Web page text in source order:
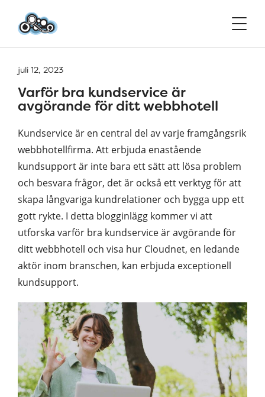
juli 12, 2023
Varför bra kundservice är
avgörande för ditt webbhotell
Kundservice är en central del av varje framgångsrik
webbhotellfirma. Att erbjuda enastående
kundsupport är inte bara ett sätt att lösa problem
och besvara frågor, det är också ett verktyg för att
skapa långvariga kundrelationer och bygga upp ett
gott rykte. I detta blogginlägg kommer vi att
utforska varför bra kundservice är avgörande för
ditt webbhotell och visa hur Cloudnet, en ledande
aktör inom branschen, kan erbjuda exceptionell
kundsupport.